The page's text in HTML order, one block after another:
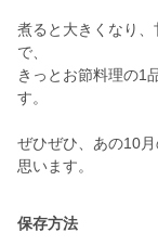
煮ると大きくなり
で、
きっとお節料理の1
す。
ぜひぜひ、あの10
思います。
保存方法